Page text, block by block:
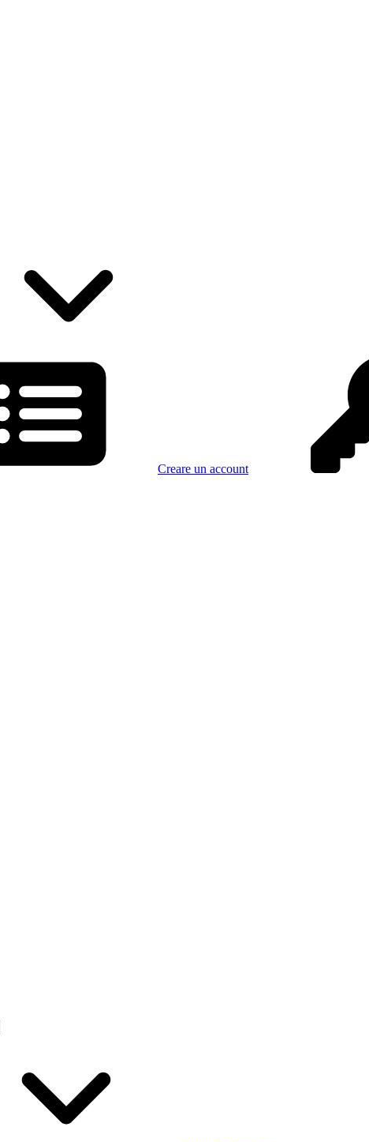
Creare un account